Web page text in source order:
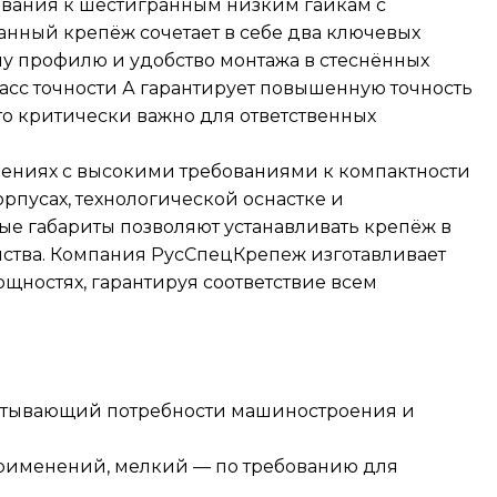
к шестигранным низким гайкам с
крепёж сочетает в себе два ключевых
профилю и удобство монтажа в стеснённых
точности А гарантирует повышенную точность
критически важно для ответственных
с высокими требованиями к компактности
технологической оснастке и
габариты позволяют устанавливать крепёж в
Компания РусСпецКрепеж изготавливает
гарантируя соответствие всем
потребности машиностроения и
мелкий — по требованию для